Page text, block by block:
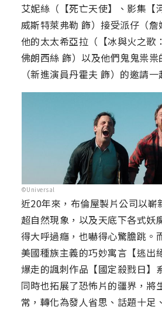
艾妮絲（【死亡天使】、影集【
威斯特萊弗勒 飾）接受派仔（詹
他的太太希亞拉（【冰與火之歌
佛朗西絲 飾）以及他們鬼鬼祟
（新進演員丹霍夫 飾）的邀請
©Universal
近20年來，布倫屋製片公司以嶄
超自然現象，以及天底下各式妖
得大呼過癮，也嚇得心驚膽跳。
美國種族主義的巧妙寓言【逃出
爆走的諷刺作品【國定殺戮日】
同時也拓展了恐怖片的疆界，將
常，轉化為發人省思、話題十足